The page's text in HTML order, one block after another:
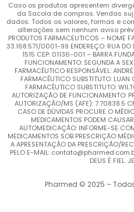
Caso os produtos apresentem
da Sacola de compras. Vendas
dados. Todos os valores, formas e
alterações sem nenhum aviso
PRODUTOS FARMACEUTICOS – NOME
33.168.571/0001-99 ENDEREÇO: RUA DO
1515 CEP: 01136-001 – BARRA
FUNCIONAMENTO: SEGUNDA A
FARMACÊUTICO RESPONSÁVEL:
FARMACÊUTICO SUBSTITUTO:
FARMACÊUTICO SUBSTITUTO:
AUTORIZAÇÃO DE
AUTORIZAÇÃO/MS (AFE): 7.70838.5
CASO DE DÚVIDAS PROCURE O
MEDICAMENTOS PODEM
AUTOMEDICAÇÃO: INFORME-SE
MEDICAMENTOS SOB PRESCRIÇÃO
A APRESENTAÇÃO DA PRESCRIÇÃO/
PELO E-MAIL:
DEUS É FIEL.
Pharmed © 2025 –